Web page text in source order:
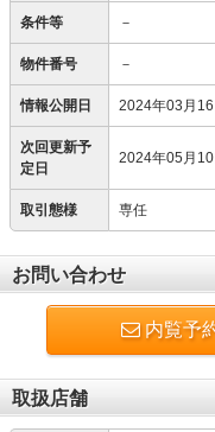
条件等 －
物件番号 －
情報公開日 2024年03月16
次回更新予
定日
2024年05月10
取引態様 専任
お問い合わせ
内覧予
取扱店舗